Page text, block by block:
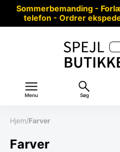
Sommerbemanding -
telefon - Ordrer
Menu Søg
Hjem/Farver
Farver